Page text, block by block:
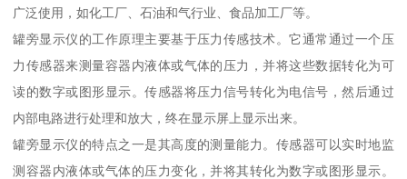
广泛使用，如化工厂、石油和气行业、食品加工厂等。
罐旁显示仪的工作原理主要基于压力传感技术。它通常通过一个压
力传感器来测量容器内液体或气体的压力，并将这些数据转化为可
读的数字或图形显示。传感器将压力信号转化为电信号，然后通过
内部电路进行处理和放大，终在显示屏上显示出来。
罐旁显示仪的特点之一是其高度的测量能力。传感器可以实时地监
测容器内液体或气体的压力变化，并将其转化为数字或图形显示。